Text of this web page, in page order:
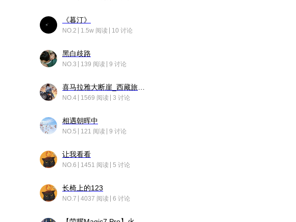
《暮汀》
NO.2 1.5w 阅读 10 讨论
黑白歧路
NO.3 139 阅读 9 讨论
NO.4 1569 阅读 3 讨论
相遇朝晖中
NO.5 121 阅读 9 讨论
让我看看
NO.6 1451 阅读 5 讨论
长椅上的123
NO.7 4037 阅读 6 讨论